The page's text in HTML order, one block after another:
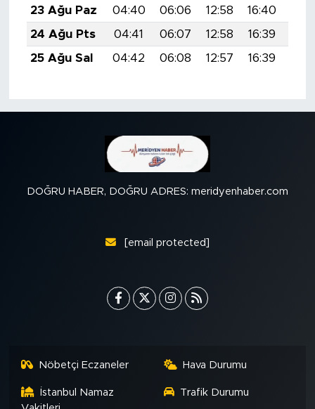
23 Ağu Paz
04:40 06:06 12:58 16:40
24 Ağu Pts
04:41 06:07 12:58 16:39
25 Ağu Sal
04:42 06:08 12:57 16:39
DOĞRU HABER, DOĞRU ADRES: meridyenhaber.com
[email protected]
Nöbetçi Eczaneler Hava Durumu
İstanbul Namaz
Trafik Durumu